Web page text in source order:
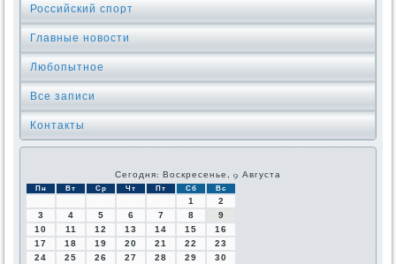
Российский спорт
Главные новости
Любопытное
Все записи
Контакты
Сегодня: Воскресенье, 9 Августа
Пн Вт Ср Чт Пт Сб Вс
1
2
3
4 5 6 7 8
9
10
11 12 13 14 15
16
17
18 19 20 21 22
23
24
25 26 27 28 29
30